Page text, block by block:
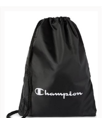
Palette von Farben und
1919 in New York
seine Sportbekleidung